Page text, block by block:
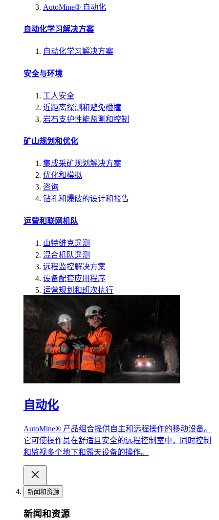
AutoMine® 自动化
自动化学习解决方案
自动化学习解决方案
安全与环境
工人安全
近距离探测和避免碰撞
岩石支护性能监测和控制
矿山规划和优化
集成采矿规划解决方案
优化和模拟
咨询
钻孔和爆破的设计和报告
运营和联网机队
山特维克遥测
混合机队遥测
远程监控解决方案
设备配套应用程序
运营规划和班次执行
自动化
AutoMine® 产品组合提供自主和远程操作的移动设备。
它可使操作员在舒适且安全的远程控制室中，同时控制
和监视多个地下和露天设备的操作。
新闻和资源
新闻和资源